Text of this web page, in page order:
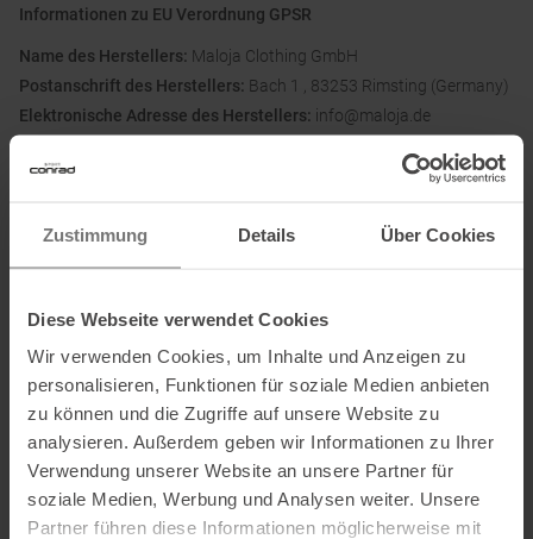
Zustimmung Details Über Cookies
Diese Webseite verwendet Cookies
Wir verwenden Cookies, um Inhalte und Anzeigen zu
personalisieren, Funktionen für soziale Medien anbieten
zu können und die Zugriffe auf unsere Website zu
analysieren. Außerdem geben wir Informationen zu Ihrer
Verwendung unserer Website an unsere Partner für
soziale Medien, Werbung und Analysen weiter. Unsere
Partner führen diese Informationen möglicherweise mit
Informationen zu EU Verordnung GPSR
Name des Herstellers: Maloja Clothing GmbH
Postanschrift des Herstellers: Bach 1 , 83253 Rimsting (Germany)
Elektronische Adresse des Herstellers: info@maloja.de
Material :
Partner von :